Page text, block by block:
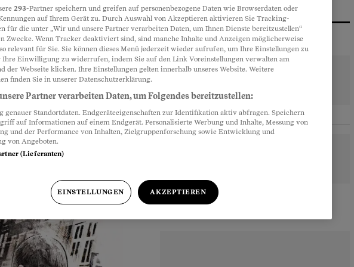
offenbar
besten Freundes
verhindern
Partnerinhalte
293-Partner speichern und greifen auf personenbezogene Daten wie Browserdaten oder
auf Ihrem Gerät zu. Durch Auswahl von Akzeptieren aktivieren Sie Tracking-
für die unter „Wir und unsere Partner verarbeiten Daten, um Ihnen Dienste bereitzustellen“
Zwecke. Wenn Tracker deaktiviert sind, sind manche Inhalte und Anzeigen möglicherweise
relevant für Sie. Sie können dieses Menü jederzeit wieder aufrufen, um Ihre Einstellungen zu
Ihre Einwilligung zu widerrufen, indem Sie auf den Link Voreinstellungen verwalten am
der Webseite klicken. Ihre Einstellungen gelten innerhalb unseres Website. Weitere
finden Sie in unserer Datenschutzerklärung.
Partner verarbeiten Daten, um Folgendes bereitzustellen:
genauer Standortdaten. Endgeräteeigenschaften zur Identifikation aktiv abfragen. Speichern
auf Informationen auf einem Endgerät. Personalisierte Werbung und Inhalte, Messung von
und der Performance von Inhalten, Zielgruppenforschung sowie Entwicklung und
von Angeboten.
(Lieferanten)
EINSTELLUNGEN AKZEPTIEREN